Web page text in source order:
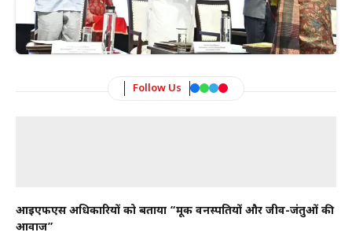
Follow Us
आईएफएस अधिकारियों को बताया “मूक वनस्पतियों और जीव-जंतुओं की
आवाज”